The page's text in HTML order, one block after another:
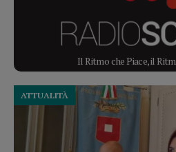
Il Ritmo che Piace, il
ATTUALITÀ